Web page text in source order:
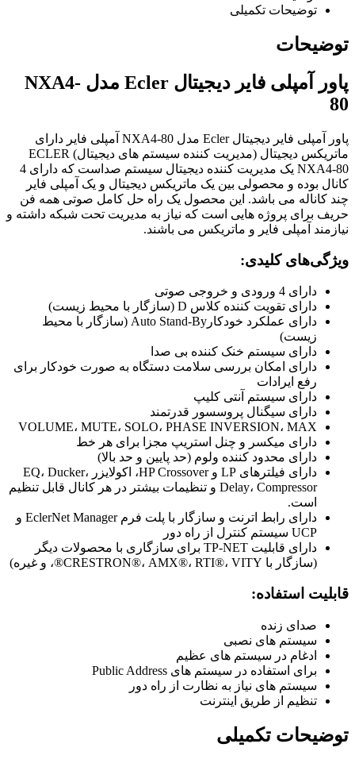
توضیحات تکمیلی
توضیحات
پاور آمپلی فایر دیجیتال Ecler مدل NXA4-
80
پاور آمپلی فایر دیجیتال Ecler مدل NXA4-80 آمپلی فایر دارای
ماتریکس دیجیتال (مدیریت کننده سیستم های دیجیتال) ECLER
NXA4-80 یک مدیریت کننده دیجیتال سیستم صداست که دارای 4
کانال بوده و محصولی بین یک ماتریکس دیجیتال و یک آمپلی فایر
چند کاناله می باشد. این محصول یک راه حل کامل صوتی همه فن
حریف برای پروژه هایی است که نیاز به مدیریت تحت شبکه داشته و
نیازمند آمپلی فایر و ماتریکس می باشند.
ویژگی‌های کلیدی:
دارای 4 ورودی و خروجی صوتی
دارای تقویت کننده کلاس D (سازگار با محیط زیست)
دارای عملکرد خودکارAuto Stand-By (سازگار با محیط
زیست)
دارای سیستم خنک کننده بی صدا
دارای امکان بررسی سلامت دستگاه به صورت خودکار برای
رفع ایرادات
دارای سیستم آنتی کلیپ
دارای سیگنال پروسسور قدرتمند
VOLUME، MUTE، SOLO، PHASE INVERSION، MAX
دارای میکسر و چنل استریپ مجزا برای هر خط
دارای محدود کننده ولوم (حد پایین و حد بالا)
دارای فیلترهای LP و HP Crossover، اکولایزر EQ، Ducker،
Delay، Compressor و تنظیمات بیشتر در هر کانال قابل تنظیم
است.
دارای رابط اترنت و سازگار با پلت فرم EclerNet Manager و
UCP سیستم کنترل از راه دور
دارای قابلیت TP-NET برای سازگاری با محصولات دیگر
(سازگار با CRESTRON®، AMX®، RTI®، VITY®، و غیره)
قابلیت استفاده:
صدای زنده
سیستم های نصبی
ادغام در سیستم های عظیم
برای استفاده در سیستم های Public Address
سیستم های نیاز به نظارت از راه دور
تنظیم از طریق اینترنت
توضیحات تکمیلی